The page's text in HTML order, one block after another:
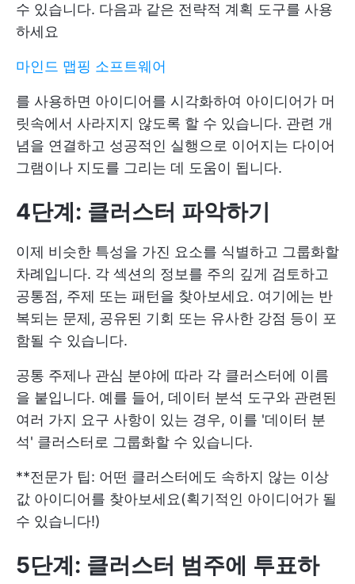
수 있습니다. 다음과 같은 전략적 계획 도구를 사용
하세요
마인드 맵핑 소프트웨어
를 사용하면 아이디어를 시각화하여 아이디어가 머
릿속에서 사라지지 않도록 할 수 있습니다. 관련 개
념을 연결하고 성공적인 실행으로 이어지는 다이어
그램이나 지도를 그리는 데 도움이 됩니다.
4단계: 클러스터 파악하기
이제 비슷한 특성을 가진 요소를 식별하고 그룹화할
차례입니다. 각 섹션의 정보를 주의 깊게 검토하고
공통점, 주제 또는 패턴을 찾아보세요. 여기에는 반
복되는 문제, 공유된 기회 또는 유사한 강점 등이 포
함될 수 있습니다.
공통 주제나 관심 분야에 따라 각 클러스터에 이름
을 붙입니다. 예를 들어, 데이터 분석 도구와 관련된
여러 가지 요구 사항이 있는 경우, 이를 '데이터 분
석' 클러스터로 그룹화할 수 있습니다.
**전문가 팁: 어떤 클러스터에도 속하지 않는 이상
값 아이디어를 찾아보세요(획기적인 아이디어가 될
수 있습니다!)
5단계: 클러스터 범주에 투표하